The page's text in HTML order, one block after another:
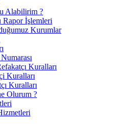
Alabilirim ?
Rapor İşlemleri
Kurumlar
Kuralları
Kuralları
Kuralları
Olurum ?